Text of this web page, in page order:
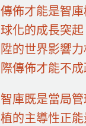
傳佈才能是智
球化的成長突
陞的世界影響
際傳佈才能不成
智庫既是當局
植的主導性正